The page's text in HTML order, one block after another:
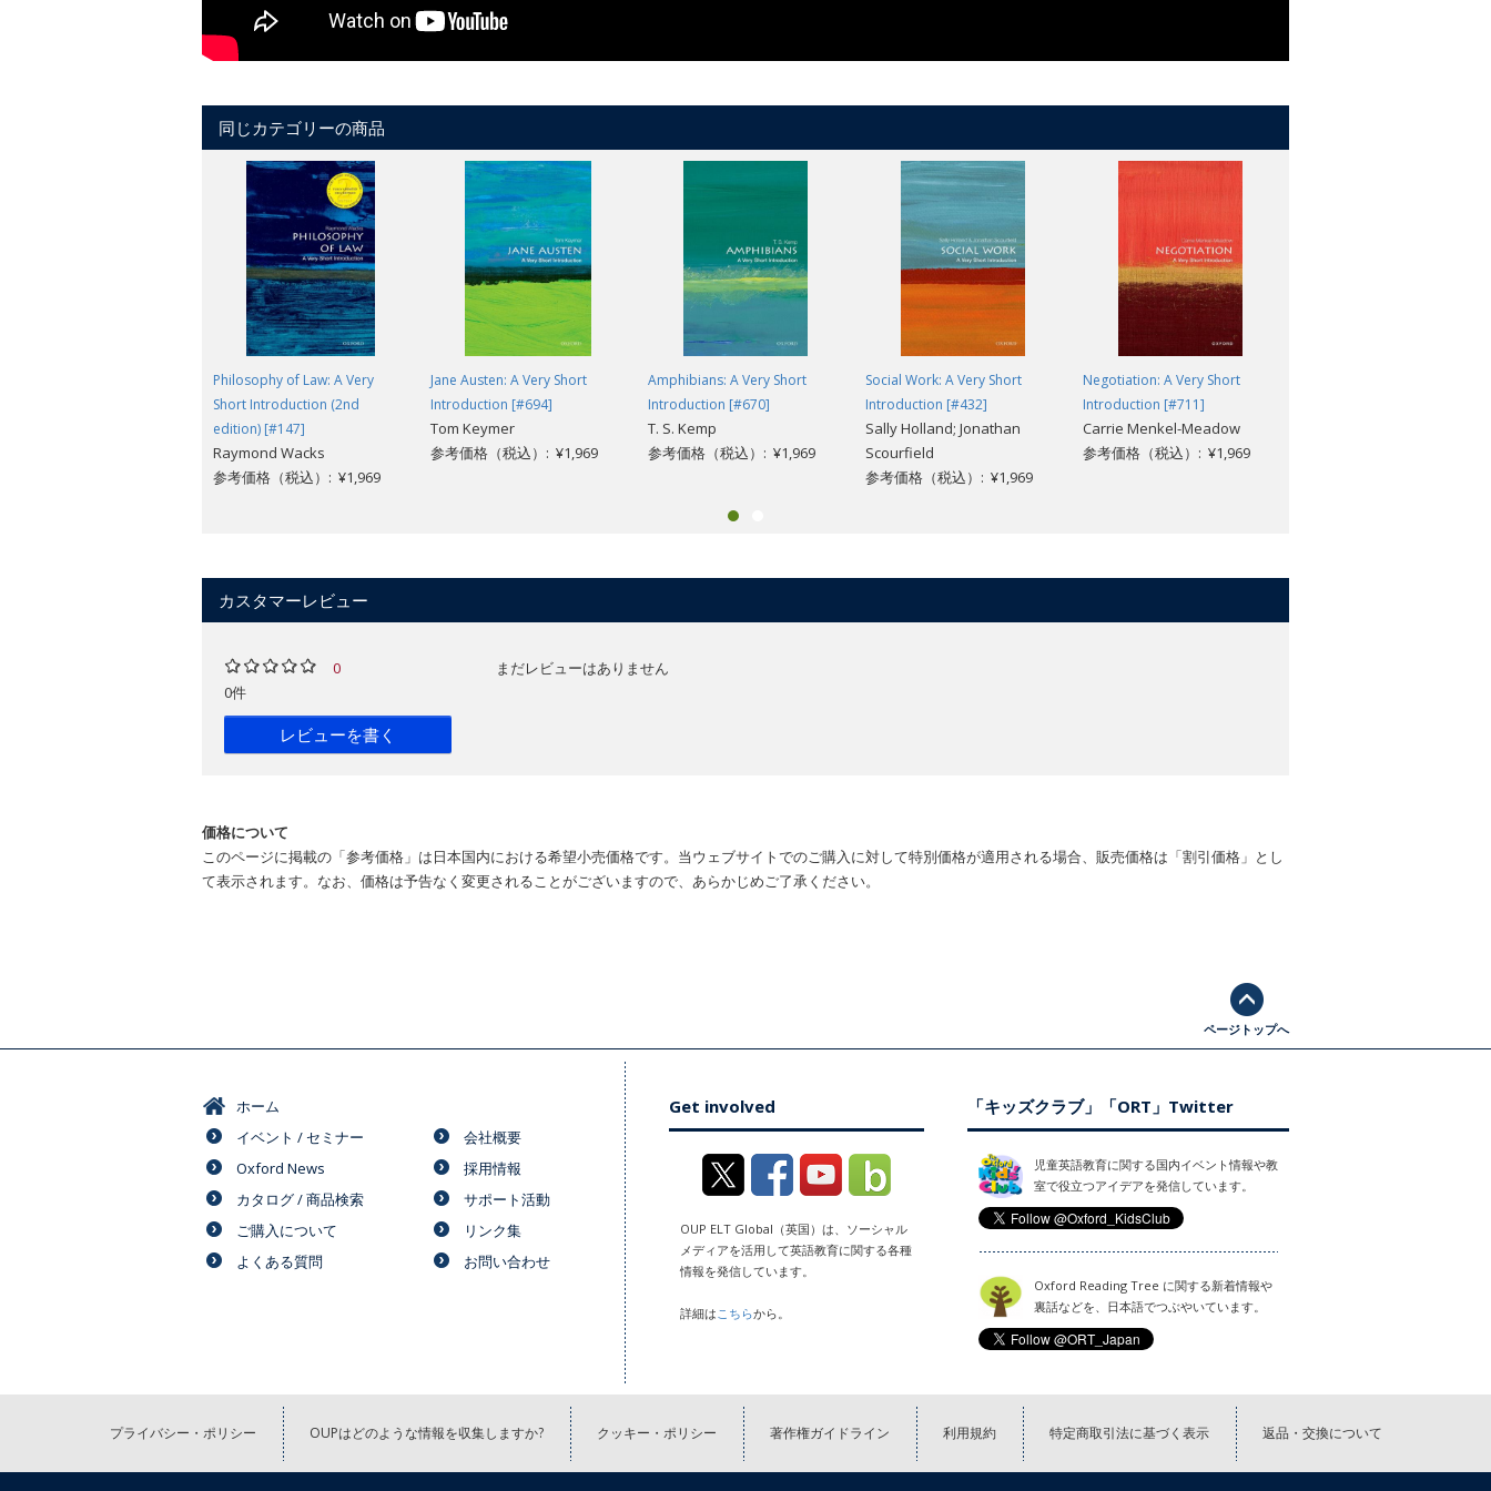
同じカテゴリーの商品
Philosophy of Law: A Very
Short Introduction (2nd
edition) [#147]
Raymond Wacks
参考価格（税込）: ¥1,969
Jane Austen: A Very Short
Introduction [#694]
Tom Keymer
参考価格（税込）: ¥1,969
Amphibians: A Very Short
Introduction [#670]
T. S. Kemp
参考価格（税込）: ¥1,969
Social Work: A Very Short
Introduction [#432]
Sally Holland; Jonathan
Scourfield
参考価格（税込）: ¥1,969
Negotiation: A Very Short
Introduction [#711]
Carrie Menkel-Meadow
参考価格（税込）: ¥1,969
カスタマーレビュー
0
0件
レビューを書く
まだレビューはありません
価格について
このページに掲載の「参考価格」は日本国内における希望小売価格です。当ウェブサイトでのご購入に対して特別価格が適用される場合、販売価格は「割引価格」とし
て表示されます。なお、価格は予告なく変更されることがございますので、あらかじめご了承ください。
ページトップへ
ホーム
イベント / セミナー
Oxford News
カタログ / 商品検索
ご購入について
よくある質問
会社概要
採用情報
サポート活動
リンク集
お問い合わせ
Get involved
OUP ELT Global（英国）は、ソーシャル
メディアを活用して英語教育に関する各種
情報を発信しています。
詳細は こちらから。
「キッズクラブ」「ORT」Twitter
児童英語教育に関する国内イベント情報や教
室で役立つアイデアを発信しています。
Oxford Reading Tree に関する新着情報や
裏話などを、日本語でつぶやいています。
プライバシー・ポリシー OUPはどのような情報を収集しますか? クッキー・ポリシー 著作権ガイドライン 利用規約 特定商取引法に基づく表示 返品・交換について